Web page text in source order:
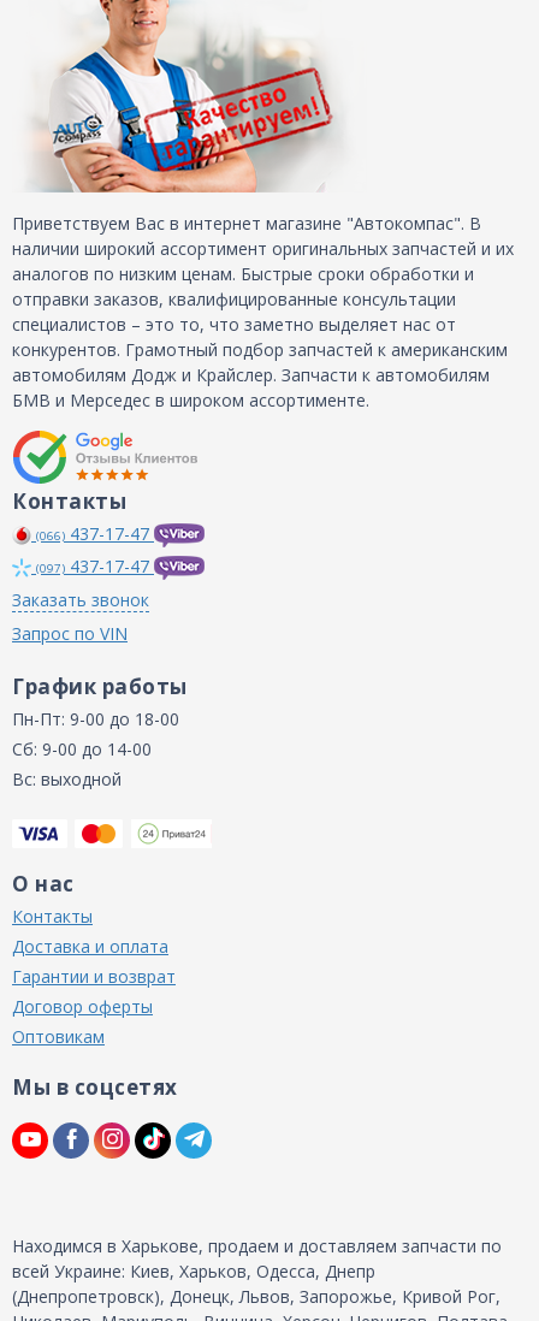
Приветствуем Вас в интернет магазине "Автокомпас". В
наличии широкий ассортимент оригинальных запчастей и их
аналогов по низким ценам. Быстрые сроки обработки и
отправки заказов, квалифицированные консультации
специалистов – это то, что заметно выделяет нас от
конкурентов. Грамотный подбор запчастей к американским
автомобилям Додж и Крайслер. Запчасти к автомобилям
БМВ и Мерседес в широком ассортименте.
Контакты
(066) 437-17-47
(097) 437-17-47
Заказать звонок
Запрос по VIN
График работы
Пн-Пт: 9-00 до 18-00
Сб: 9-00 до 14-00
Вс: выходной
О нас
Контакты
Доставка и оплата
Гарантии и возврат
Договор оферты
Оптовикам
Мы в соцсетях
Находимся в Харькове, продаем и доставляем запчасти по
всей Украине: Киев, Харьков, Одесса, Днепр
(Днепропетровск), Донецк, Львов, Запорожье, Кривой Рог,